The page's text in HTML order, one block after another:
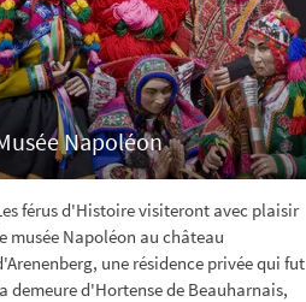
Napoléon
férus d'Histoire visiteront avec plaisir
musée Napoléon au château
une résidence privée qui fut
demeure d'Hortense de Beauharnais,